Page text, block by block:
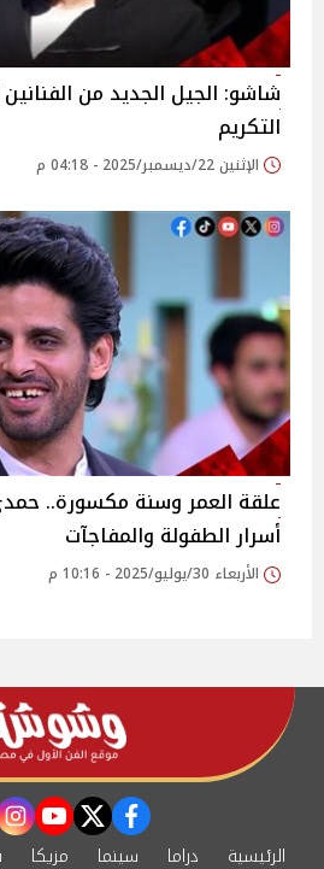
شاشو: الجيل الجديد من
التكريم
الإثنين 22/ديسمبر/2025 - 04:18 م
علقة العمر وسنة مكسورة..
أسرار الطفولة والمفاجآت‎
الأربعاء 30/يوليو/2025 - 10:16 م
facebook
twitter
الرئيسية دراما سينما مزيكا